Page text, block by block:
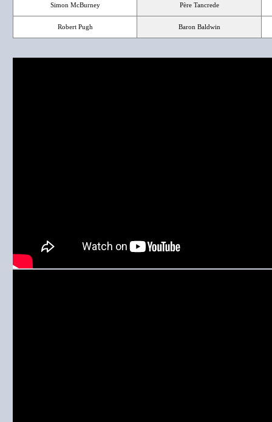
Simon McBurney Père Tancrede
Robert Pugh Baron Baldwin